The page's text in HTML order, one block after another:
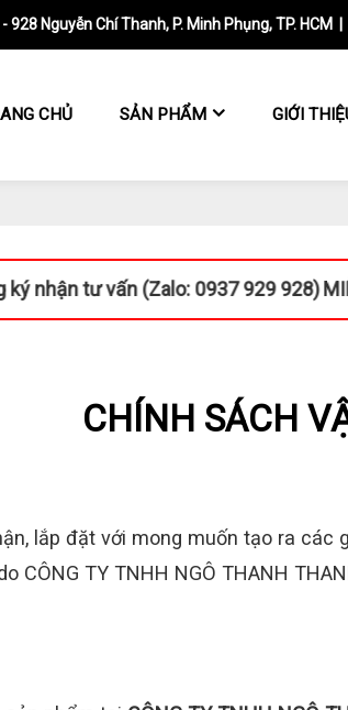
928 Nguyễn Chí Thanh, P. Minh Phụng, TP. HCM |
CHỦ SẢN PHẨM GIỚI
vấn (Zalo: 0937 929 928)MIỄN PHÍ
CHÍNH SÁCH
lắp đặt với mong muốn tạo ra
CÔNG TY TNHH NGÔ THANH